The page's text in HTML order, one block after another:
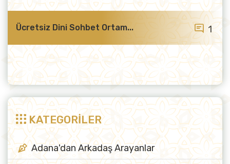
Ücretsiz Dini Sohbet Ortam... 1
KATEGORİLER
Adana'dan Arkadaş Arayanlar